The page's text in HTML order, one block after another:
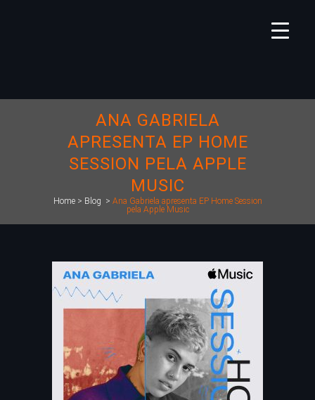
ANA GABRIELA
APRESENTA EP HOME
SESSION PELA APPLE
MUSIC
Home> Blog > Ana Gabriela apresenta EP Home Session
pela Apple Music